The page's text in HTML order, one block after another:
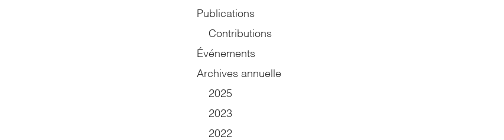
Publications
Contributions
Événements
Archives annuelle
2025
2023
2022